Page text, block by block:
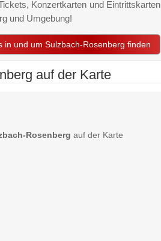
Konzertkarten und Eintrittskarten
und Umgebung!
in und um Sulzbach-Rosenberg finden
auf der Karte
Rosenberg auf der Karte